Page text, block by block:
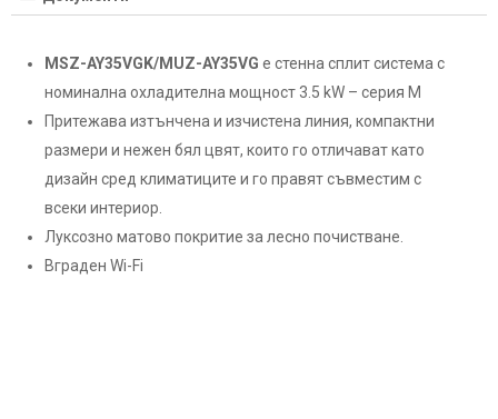
MSZ-AY35VGK/MUZ-AY35VG е стенна сплит система с
номинална охладителна мощност 3.5 kW – серия М
Притежава изтънчена и изчистена линия, компактни
размери и нежен бял цвят, които го отличават като
дизайн сред климатиците и го правят съвместим с
всеки интериор.
Луксозно матово покритие за лесно почистване.
Вграден Wi-Fi